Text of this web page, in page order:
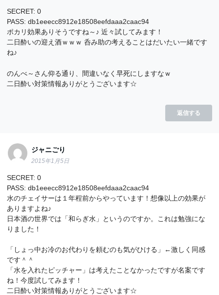
SECRET: 0
PASS: db1eeecc8912e18508eefdaaa2caac94
ポカリ効果ありそうですね～♪ 近々試してみます！
二日酔いの迎え酒ｗｗｗ 呑み助の考えることはだいたい一緒です
ね♪
のんべ～さん仰る通り、間違いなく早死にしますなｗ
二日酔い対策情報ありがとうございます☆
返信する
ジャニごり
2015年1月5日
SECRET: 0
PASS: db1eeecc8912e18508eefdaaa2caac94
水のチェイサーは１年程前からやっています！想像以上の効果が
ありますよね♪
日本酒の世界では「和らぎ水」というのですか。これは勉強にな
りました！
「しょっ中お冷のお代わりを頼むのも気がひける」←激しく同感
です＾＾
「水を入れたピッチャー」は考えたことなかったですが名案です
ね！今度試してみます！
二日酔い対策情報ありがとうございます☆